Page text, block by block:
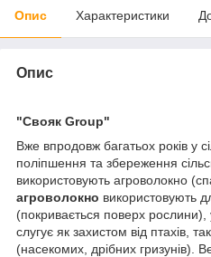
Опис Характеристики
Опис
"Свояк Group"
Вже впродовж багатьох років у
поліпшення та збереження
використовують агроволокно
агроволокно використовують
(покривається поверх
слугує як захистом від птахів,
(насекомих, дрібних гризунів).